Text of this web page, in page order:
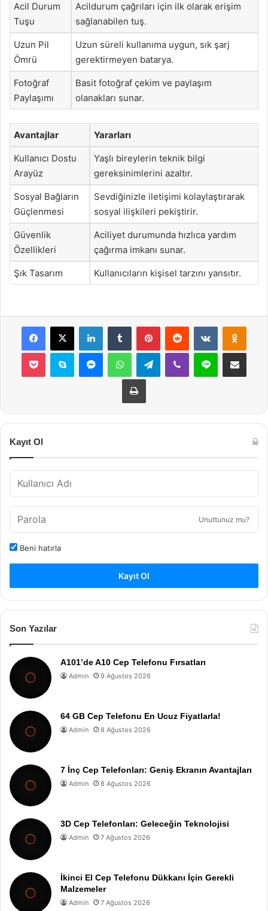
Acil Durum
Tuşu
Acildurum çağrıları için ilk olarak erişim
sağlanabilen tuş.
Uzun Pil
Ömrü
Uzun süreli kullanıma uygun, sık şarj
gerektirmeyen batarya.
Fotoğraf
Paylaşımı
Basit fotoğraf çekim ve paylaşım
olanakları sunar.
Avantajlar Yararları
Kullanıcı Dostu
Arayüz
Yaşlı bireylerin teknik bilgi
gereksinimlerini azaltır.
Sosyal Bağların
Güçlenmesi
Sevdiğinizle iletişimi kolaylaştırarak
sosyal ilişkileri pekiştirir.
Güvenlik
Özellikleri
Aciliyet durumunda hızlıca yardım
çağırma imkanı sunar.
Şık Tasarım Kullanıcıların kişisel tarzını yansıtır.
Facebook
X LinkedInTumblr PinterestReddit VKontakte
Pocket Skype MessengerWhatsAppTelegramViber Line E-Posta ile
Yazdır
Kayıt Ol
Unuttunuz mu?
Beni hatırla
Kayıt Ol
Son Yazılar
A101’de A10 Cep Telefonu Fırsatları
Admin 9 Ağustos 2026
64 GB Cep Telefonu En Ucuz Fiyatlarla!
Admin 8 Ağustos 2026
7 İnç Cep Telefonları: Geniş Ekranın Avantajları
Admin 8 Ağustos 2026
3D Cep Telefonları: Geleceğin Teknolojisi
Admin 7 Ağustos 2026
İkinci El Cep Telefonu Dükkanı İçin Gerekli
Malzemeler
Admin 7 Ağustos 2026